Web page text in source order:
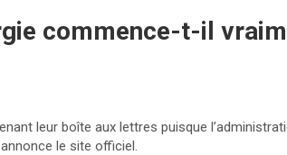
commence-t-il
leur boîte aux lettres puisque
le site officiel.